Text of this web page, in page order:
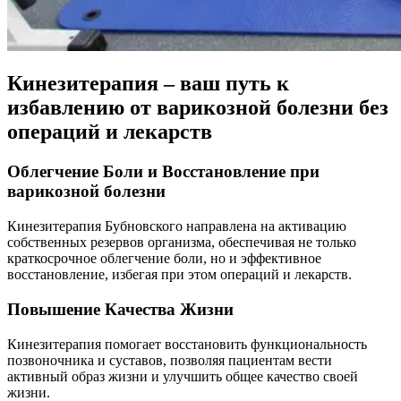
Кинезитерапия – ваш путь к
избавлению от варикозной болезни без
операций и лекарств
Облегчение Боли и Восстановление при
варикозной болезни
Кинезитерапия Бубновского направлена на активацию
собственных резервов организма, обеспечивая не только
краткосрочное облегчение боли, но и эффективное
восстановление, избегая при этом операций и лекарств.
Повышение Качества Жизни
Кинезитерапия помогает восстановить функциональность
позвоночника и суставов, позволяя пациентам вести
активный образ жизни и улучшить общее качество своей
жизни.